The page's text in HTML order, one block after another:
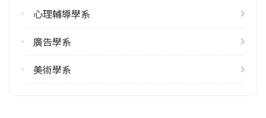
113學年度下學期
(02)28610511 #29801
心理輔導學系
廣告學系
美術學系